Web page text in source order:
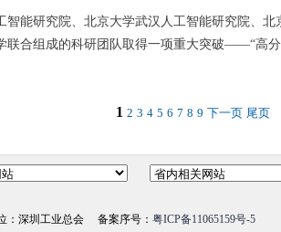
智能研究院、北京大学武汉人工智能研究院、
联合组成的科研团队取得一项重大突破——“高
1 2 3 4 5 6 7 8 9 下一页 尾页
：深圳工业总会 备案序号： 粤ICP备11065159号-5